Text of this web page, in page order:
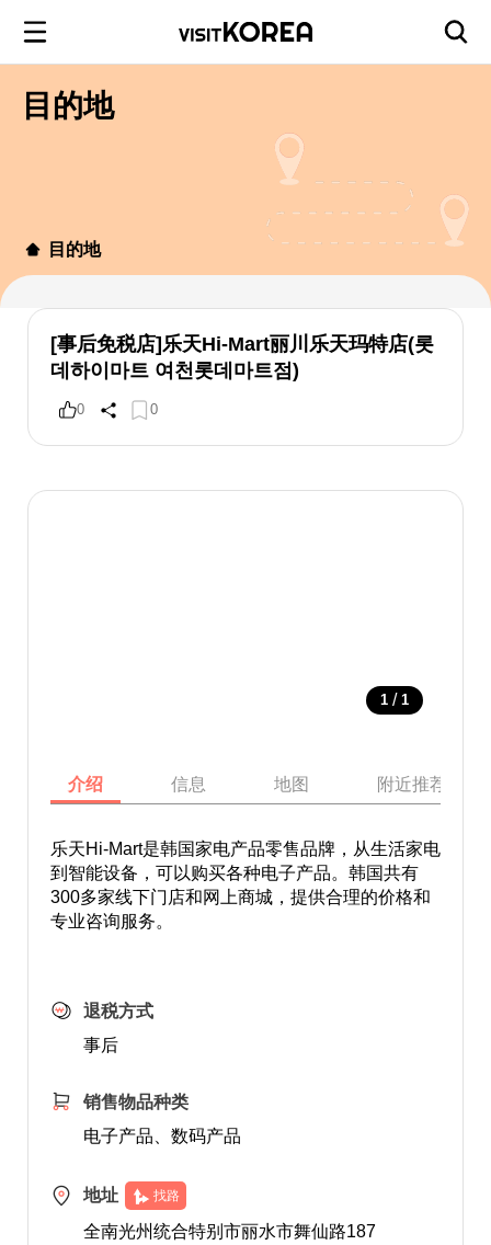
目的地
目的地
[事后免税店]乐天Hi-Mart丽川乐天玛特店(롯
데하이마트 여천롯데마트점)
0 0
1 / 1
介绍 信息 地图 附近推荐景点
乐天Hi-Mart是韩国家电产品零售品牌，从生活家电
到智能设备，可以购买各种电子产品。韩国共有
300多家线下门店和网上商城，提供合理的价格和
专业咨询服务。
退税方式
事后
销售物品种类
电子产品、数码产品
地址 找路
全南光州统合特别市丽水市舞仙路187